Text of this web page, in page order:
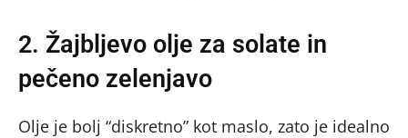
2. Žajbljevo olje za solate in
pečeno zelenjavo
Olje je bolj “diskretno” kot maslo, zato je idealno